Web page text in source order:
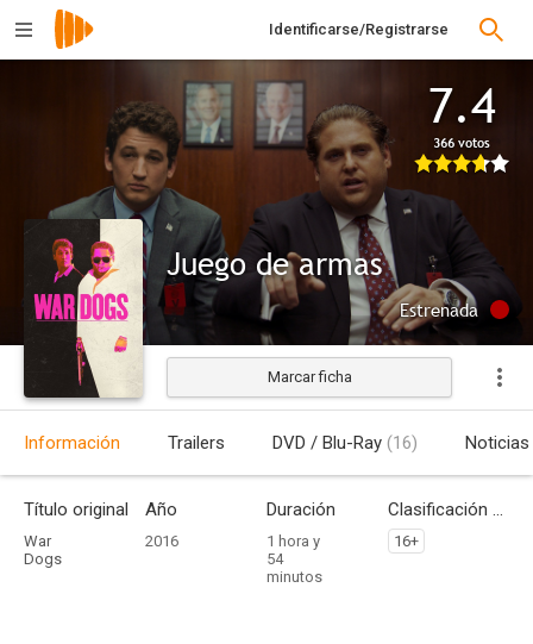
Identificarse/Registrarse
7.4
366 votos
Juego de armas
Estrenada
Marcar ficha
Información Trailers DVD / Blu-Ray (16) Noticias
Título original
War
Dogs
Año
2016
Duración
1 hora y
54
minutos
Clasificación por edades
16+